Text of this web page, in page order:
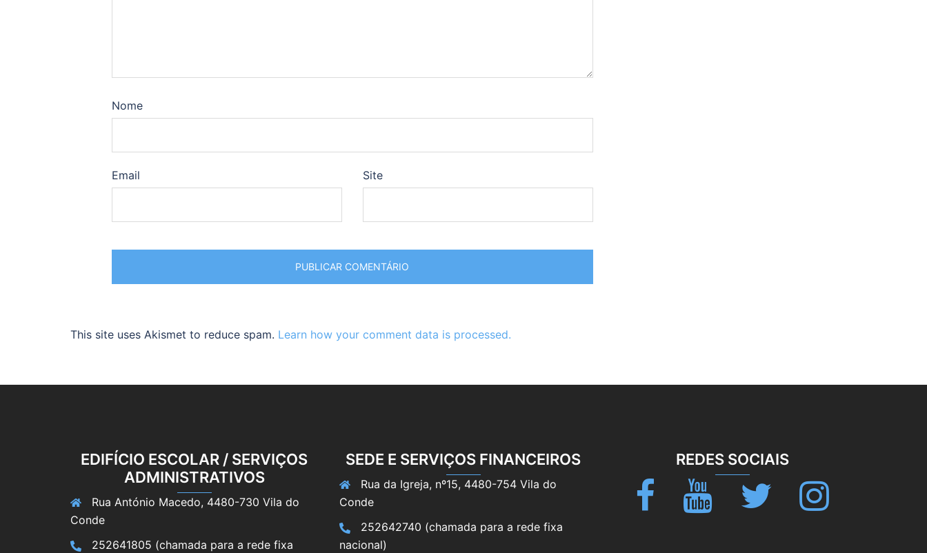
Nome
Email Site
This site uses Akismet to reduce spam. Learn how your comment data is processed.
EDIFÍCIO ESCOLAR / SERVIÇOS
ADMINISTRATIVOS
Rua António Macedo, 4480-730 Vila do
Conde
252641805 (chamada para a rede fixa
SEDE E SERVIÇOS FINANCEIROS
Rua da Igreja, nº15, 4480-754 Vila do
Conde
252642740 (chamada para a rede fixa
nacional)
REDES SOCIAIS
Facebook Youtube Twitter